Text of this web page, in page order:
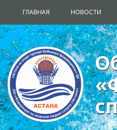
ГЛАВНАЯ НОВОСТИ